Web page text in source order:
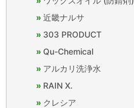
近畿ナルサ
303 PRODUCT
Qu-Chemical
アルカリ洗浄水
RAIN X.
クレシア